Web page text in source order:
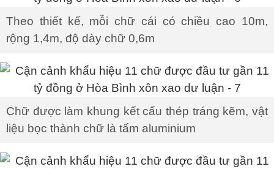
Theo thiết kế, mỗi chữ cái có chiều cao 10m,
rộng 1,4m, độ dày chữ 0,6m
Chữ được làm khung kết cấu thép tráng kẽm, vật
liệu bọc thành chữ là tấm aluminium